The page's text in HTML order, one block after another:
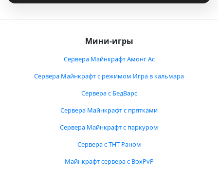
Мини-игры
Сервера Майнкрафт Амонг Ас
Сервера Майнкрафт с режимом Игра в кальмара
Сервера с БедВарс
Сервера Майнкрафт с прятками
Сервера Майнкрафт с паркуром
Сервера с ТНТ Раном
Майнкрафт сервера с BoxPvP